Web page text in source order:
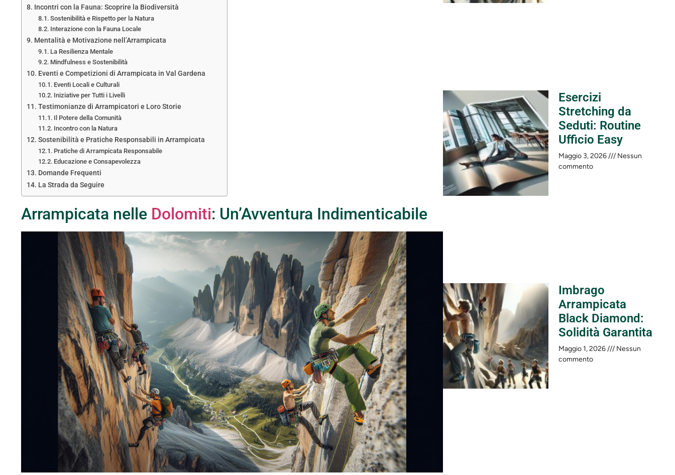
Incontri con la Fauna: Scoprire la Biodiversità
Sostenibilità e Rispetto per la Natura
Interazione con la Fauna Locale
Mentalità e Motivazione nell’Arrampicata
La Resilienza Mentale
Mindfulness e Sostenibilità
Eventi e Competizioni di Arrampicata in Val Gardena
Eventi Locali e Culturali
Iniziative per Tutti i Livelli
Testimonianze di Arrampicatori e Loro Storie
Il Potere della Comunità
Incontro con la Natura
Sostenibilità e Pratiche Responsabili in Arrampicata
Pratiche di Arrampicata Responsabile
Educazione e Consapevolezza
Domande Frequenti
La Strada da Seguire
Arrampicata nelle Dolomiti: Un’Avventura Indimenticabile
Esercizi
Stretching da
Seduti: Routine
Ufficio Easy
Maggio 3, 2026
Nessun
commento
Imbrago
Arrampicata
Black Diamond:
Solidità Garantita
Maggio 1, 2026
Nessun
commento